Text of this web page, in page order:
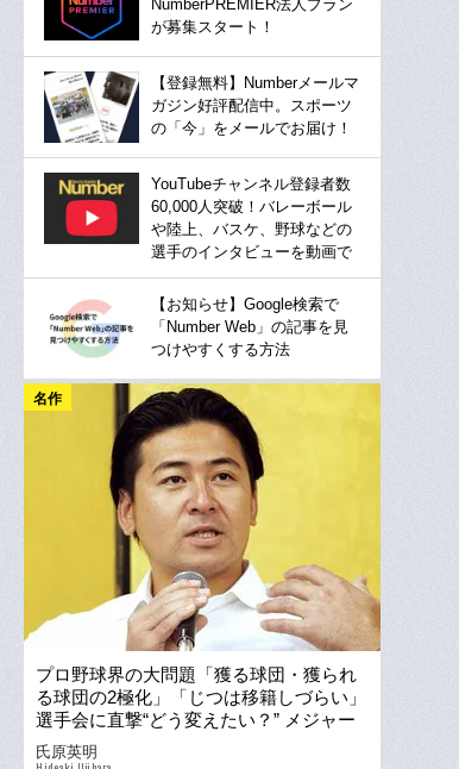
NumberPREMIER法人プラン
が募集スタート！
【登録無料】Numberメールマ
ガジン好評配信中。スポーツ
の「今」をメールでお届け！
YouTubeチャンネル登録者数
60,000人突破！バレーボール
や陸上、バスケ、野球などの
選手のインタビューを動画で
【お知らせ】Google検索で
「Number Web」の記事を見
つけやすくする方法
名作
プロ野球界の大問題「獲る球団・獲られ
る球団の2極化」「じつは移籍しづらい」
選手会に直撃“どう変えたい？” メジャー
流FAには「反対」
氏原英明